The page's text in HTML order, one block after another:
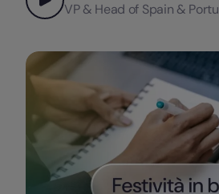
VP & Head of Spain &